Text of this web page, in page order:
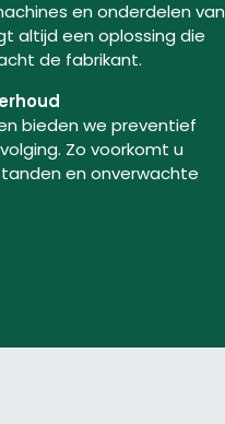
en onderdelen van
altijd een oplossing die
de fabrikant.
bieden we preventief
Zo voorkomt u
en onverwachte